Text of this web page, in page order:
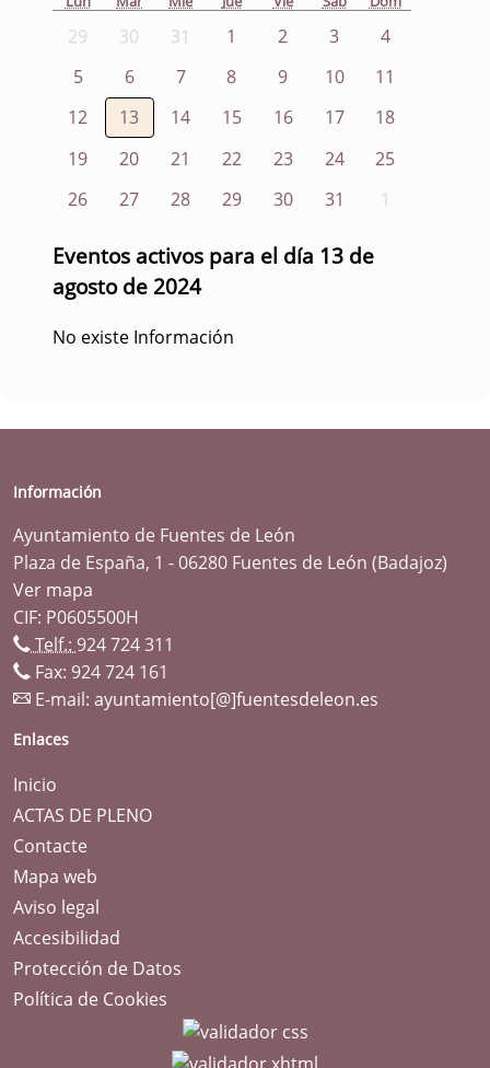
29 30 31 1 2 3
4
5
6 7 8 9 10
11
12
13 14 15 16 17
18
19
20 21 22 23 24
25
26
27 28 29 30 31 1
Eventos activos para el día 13 de
agosto de 2024
No existe Información
Información
Ayuntamiento de Fuentes de León
Plaza de España, 1 - 06280 Fuentes de León (Badajoz)
Ver mapa
CIF: P0605500H
Telf.: 924 724 311
Fax: 924 724 161
E-mail: ayuntamiento[@]fuentesdeleon.es
Enlaces
Inicio
ACTAS DE PLENO
Contacte
Mapa web
Aviso legal
Accesibilidad
Protección de Datos
Política de Cookies